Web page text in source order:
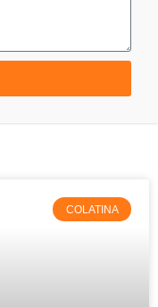
COLATINA